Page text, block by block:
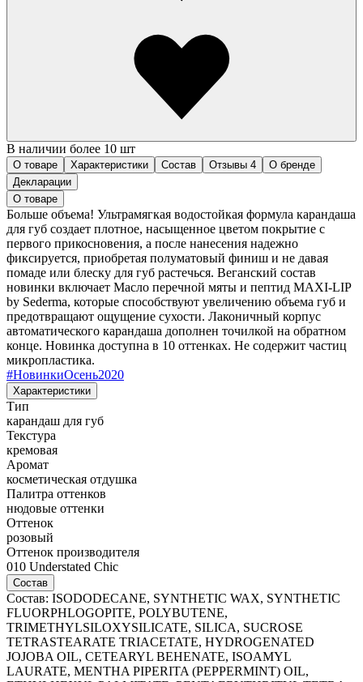
В наличии более 10 шт
О товаре Характеристики Состав Отзывы 4
О бренде
Декларации
О товаре
Больше объема! Ультрамягкая водостойкая формула карандаша
для губ создает плотное, насыщенное цветом покрытие с
первого прикосновения, а после нанесения надежно
фиксируется, приобретая полуматовый финиш и не давая
помаде или блеску для губ растечься. Веганский состав
новинки включает Масло перечной мяты и пептид MAXI-LIP
by Sederma, которые способствуют увеличению объема губ и
предотвращают ощущение сухости. Лаконичный корпус
автоматического карандаша дополнен точилкой на обратном
конце. Новинка доступна в 10 оттенках. Не содержит частиц
микропластика.
#НовинкиОсень2020
Характеристики
Тип
карандаш для губ
Текстура
кремовая
Аромат
косметическая отдушка
Палитра оттенков
нюдовые оттенки
Оттенок
розовый
Оттенок производителя
010 Understated Chic
Состав
Состав: ISODODECANE, SYNTHETIC WAX, SYNTHETIC
FLUORPHLOGOPITE, POLYBUTENE,
TRIMETHYLSILOXYSILICATE, SILICA, SUCROSE
TETRASTEARATE TRIACETATE, HYDROGENATED
JOJOBA OIL, CETEARYL BEHENATE, ISOAMYL
LAURATE, MENTHA PIPERITA (PEPPERMINT) OIL,